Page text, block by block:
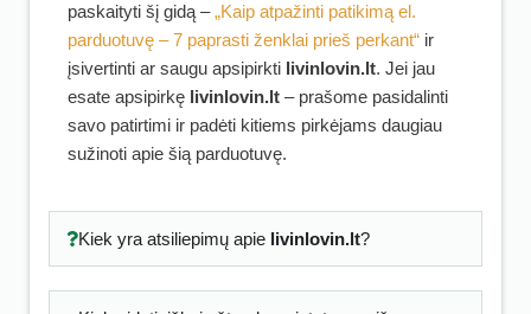
paskaityti šį gidą –„Kaip atpažinti patikimą el.
parduotuvę – 7 paprasti ženklai prieš perkant“ ir
įsivertinti ar saugu apsipirkti livinlovin.lt. Jei jau
esate apsipirkę livinlovin.lt – prašome pasidalinti
savo patirtimi ir padėti kitiems pirkėjams daugiau
sužinoti apie šią parduotuvę.
Kiek yra atsiliepimų apie livinlovin.lt?